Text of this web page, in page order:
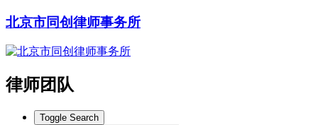
北京市同创律师事务所
律师团队
Toggle Search